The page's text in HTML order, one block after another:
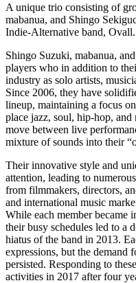
A unique trio consisting of
mabanua, and Shingo
Indie-Alternative band, Ovall.
Shingo Suzuki, mabanua,
players who in addition to
industry as solo artists,
Since 2006, they have
lineup, maintaining a focus
place jazz, soul, hip-hop,
move between live
mixture of sounds into their
Their innovative style and
attention, leading to
from filmmakers, directors,
and international music
While each member became
their busy schedules led to a
hiatus of the band in 2013.
expressions, but the demand
persisted. Responding to
activities in 2017 after four